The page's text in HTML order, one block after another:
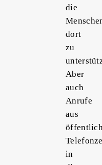
die
dort
zu
Aber
auch
Anrufe
aus
in